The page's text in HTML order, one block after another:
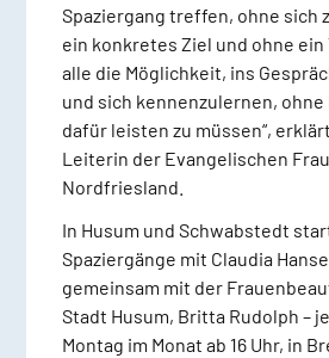
Spaziergang treffen, ohne sich
ein konkretes Ziel und ohne ein
alle die Möglichkeit, ins
und sich kennenzulernen,
dafür leisten zu müssen“,
Leiterin der Evangelischen
Nordfriesland.
In Husum und Schwabstedt
Spaziergänge mit Claudia
gemeinsam mit der
Stadt Husum, Britta Rudolph –
Montag im Monat ab 16 Uhr, in